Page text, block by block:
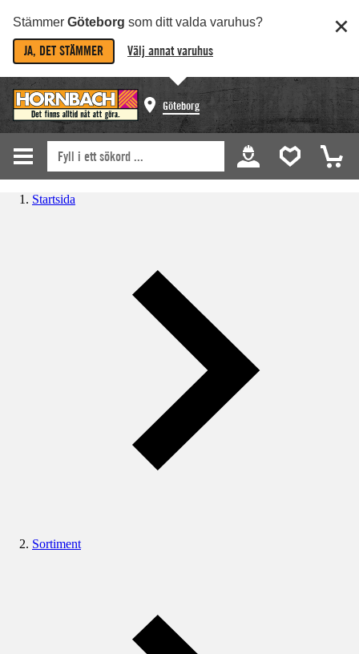
Stämmer Göteborg som ditt valda varuhus?
JA, DET STÄMMER Välj annat varuhus
Göteborg
Startsida
Sortiment